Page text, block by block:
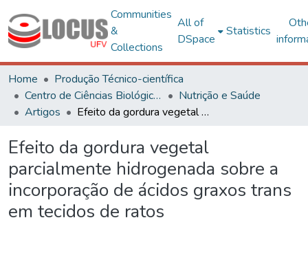
Communities
&
Collections
All of
DSpace
Statistics
Home
Produção Técnico-científica
Centro de Ciências Biológicas e da Saúde
Nutrição e Saúde
Artigos
Efeito da gordura vegetal parcialmente hidrogenada sobre a incorporação de ácidos graxos trans em tecidos de ratos
Efeito da gordura vegetal
parcialmente hidrogenada sobre a
incorporação de ácidos graxos trans
em tecidos de ratos